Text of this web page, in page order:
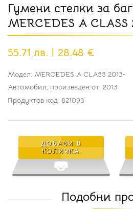
Гумени стелки за
MERCEDES A CLASS
55.71 лв. | 28.48 €
Модел: MERCEDES A CLASS 2013-
Автомобил, произведен от: 2013
Продуктов код: 821093
ДОБАВИ В
КОЛИЧКА
Подобни